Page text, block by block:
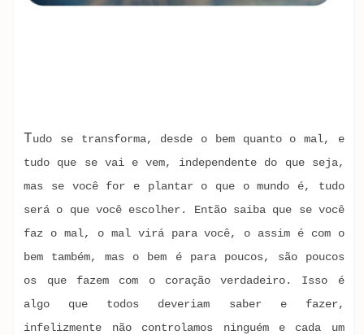
Tudo se transforma, desde o bem quanto o mal, e
tudo que se vai e vem, independente do que seja,
mas se você for e plantar o que o mundo é, tudo
será o que você escolher. Então saiba que se você
faz o mal, o mal virá para você, o assim é com o
bem também, mas o bem é para poucos, são poucos
os que fazem com o coração verdadeiro. Isso é
algo que todos deveriam saber e fazer,
infelizmente não controlamos ninguém e cada um